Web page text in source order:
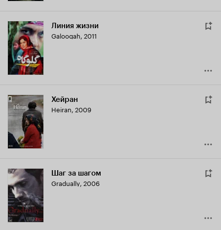
Линия жизни
Galoogah, 2011
Хейран
Heiran, 2009
Шаг за шагом
Gradually, 2006